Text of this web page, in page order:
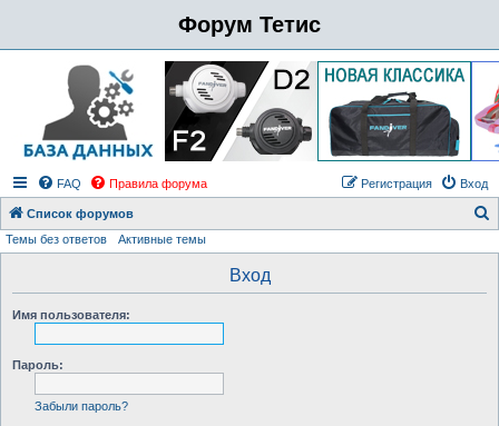
Форум Тетис
FAQ Правила форума Вход
Регистрация
Список форумов
Темы без ответов Активные темы
Вход
Имя пользователя:
Пароль:
Забыли пароль?